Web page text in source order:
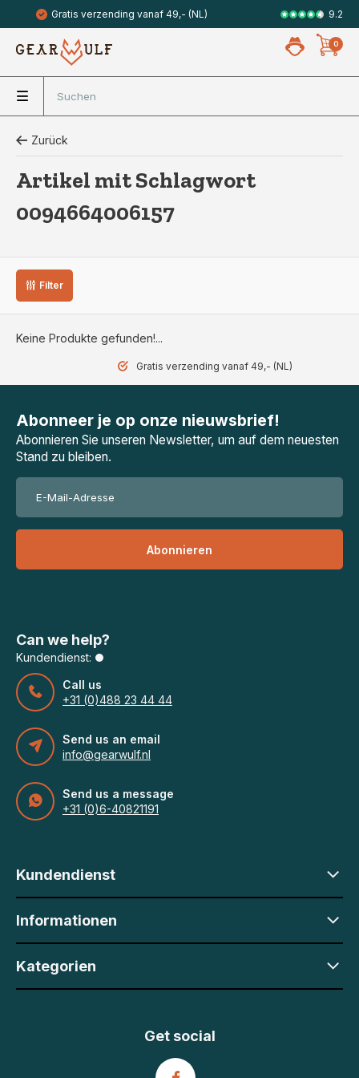
Gratis verzending vanaf 49,- (NL) Veilig met
9.2
0
Zurück
Artikel mit Schlagwort
0094664006157
Filter
Keine Produkte gefunden!...
Gratis verzending vanaf 49,- (NL)
Abonneer je op onze nieuwsbrief!
Abonnieren Sie unseren Newsletter, um auf dem neuesten
Stand zu bleiben.
Abonnieren
Can we help?
Kundendienst:
Call us
+31 (0)488 23 44 44
Send us an email
info@gearwulf.nl
Send us a message
+31 (0)6-40821191
Kundendienst
Informationen
Kategorien
Get social